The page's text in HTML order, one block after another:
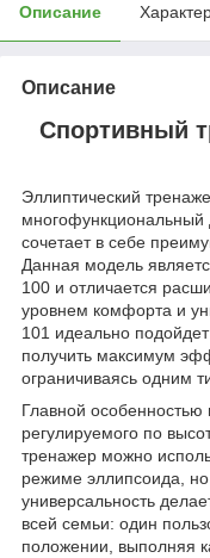
Описание
Описание
Спортивный
Эллиптический
сочетает в себе
Данная модель
100 и отличается
уровнем комфорта и
101 идеально
получить максимум
ограничиваясь одним
Главной
регулируемого по
тренажер можно
режиме эллипсоида,
универсальность
всей семьи: один
положении, выполняя